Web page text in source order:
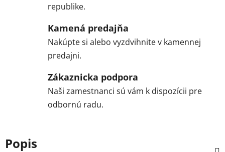
republike.
Kamená predajňa
Nakúpte si alebo vyzdvihnite v kamennej
predajni.
Zákaznicka podpora
Naši zamestnanci sú vám k dispozícii pre
odbornú radu.
Popis